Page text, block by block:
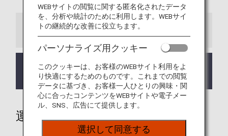
お知らせ
エア・カナダ（AC）のマイル積算率・積算対象ク
ラスが、2023年7月1日より変更となりました。
運賃別積算率
WEBサイトの閲覧に関する匿名化されたデータ
を、分析や統計のために利用します。WEBサイ
トの継続的な改善に役立ちます。
パーソナライズ用クッキー
このクッキーは、お客様のWEBサイト利用をよ
り快適にするためのものです。これまでの閲覧
データに基づき、お客様一人ひとりの興味・関
心に合ったコンテンツをWEBサイトや電子メー
ル、SNS、広告にて提供します。
選択して同意する